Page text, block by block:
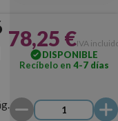
78,25 €IVA
DISPONIBLE
Recíbelo en 4-7 días